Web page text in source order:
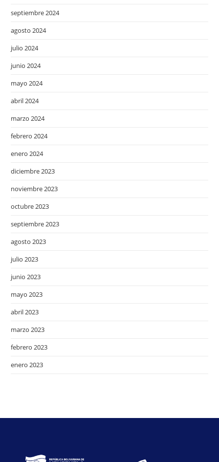
septiembre 2024
agosto 2024
julio 2024
junio 2024
mayo 2024
abril 2024
marzo 2024
febrero 2024
enero 2024
diciembre 2023
noviembre 2023
octubre 2023
septiembre 2023
agosto 2023
julio 2023
junio 2023
mayo 2023
abril 2023
marzo 2023
febrero 2023
enero 2023